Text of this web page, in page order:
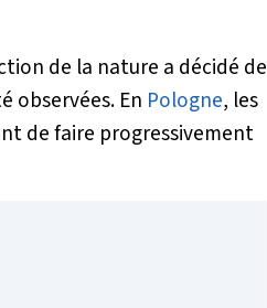
de la nature a décidé de
observées. En Pologne, les
de faire progressivement